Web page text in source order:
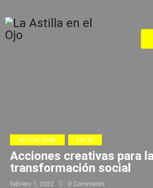
ACTUALIDAD LATIR
Acciones creativas para
transformación social
febrero 1, 2022 0 Comments